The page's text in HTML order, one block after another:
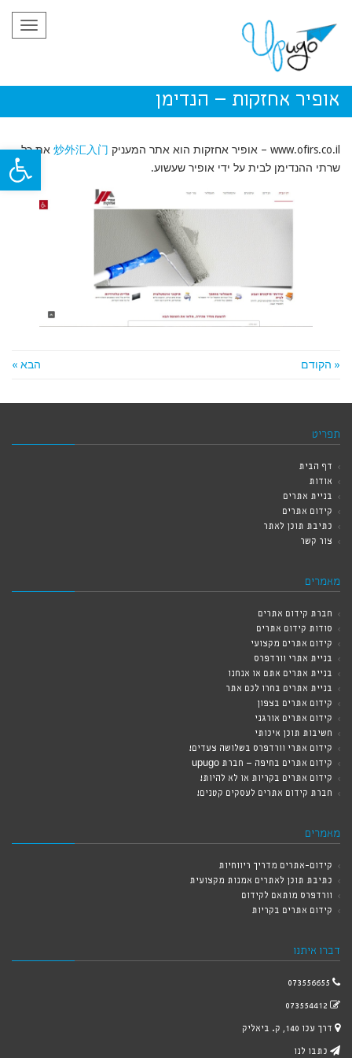
פתח
אופיר אחזקות – הנדימן
www.ofirs.co.il – אופיר אחזקות הוא אתר המעניק 炒外汇入门 את כל
שרתי ההנדימן לבית על ידי אופיר שעשוע.
« הקודם הבא »
תפריט
דף הבית
אודות
בניית אתרים
קידום אתרים
כתיבת תוכן לאתר
צור קשר
מאמרים
חברת קידום אתרים
סודות קידום אתרים
קידום אתרים מקצועי
בניית אתרי וורדפרס
בניית אתרים אתם או אנחנו
בניית אתרים בחרו לכם אתר
קידום אתרים בצפון
קידום אתרים אורגני
חשיבות תוכן איכותי
קידום אתרי וורדפרס בשלושה צעדים!
קידום אתרים בחיפה – חברת upugo
קידום אתרים בקריות או לא להיות!
חברת קידום אתרים לעסקים קטנים!
מאמרים
קידום-אתרים מדריך ריווחיות
כתיבת תוכן לאתרים אמנות מקצועית
וורדפרס מותאם לקידום
קידום אתרים בקריות
דברו איתנו
דרך עכו 140, ק. ביאליק
כתבו לנו